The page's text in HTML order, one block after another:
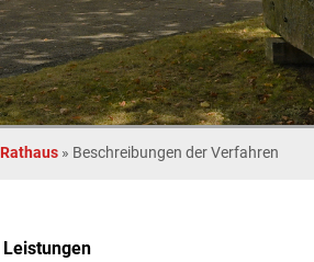
Rathaus » Beschreibungen der Verfahren
Leistungen